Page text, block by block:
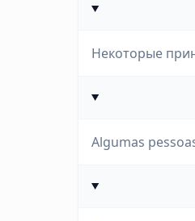
Некоторые
Algumas